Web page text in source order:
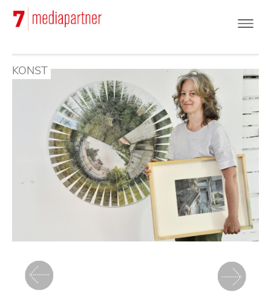
Hoppa
huvudinnehåll
KONST